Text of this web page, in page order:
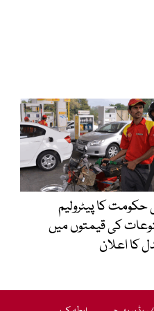
حکومت کا پیٹرولیم
کی قیمتوں میں
کا اعلان